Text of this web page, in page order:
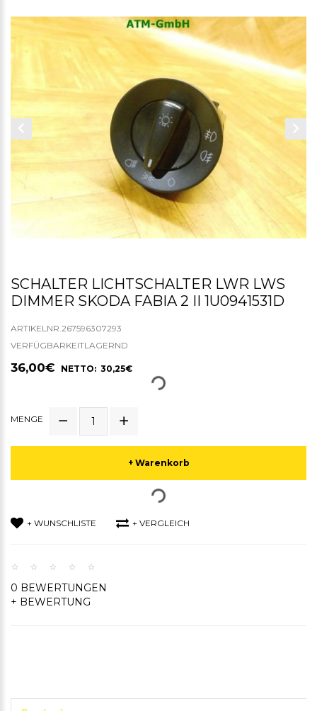
SCHALTER LICHTSCHALTER LWR LWS
DIMMER SKODA FABIA 2 II 1U0941531D
ARTIKELNR.267596307293
VERFÜGBARKEITLAGERND
36,00€ NETTO: 30,25€
MENGE
+ Warenkorb
+ WUNSCHLISTE + VERGLEICH
0 BEWERTUNGEN
+ BEWERTUNG